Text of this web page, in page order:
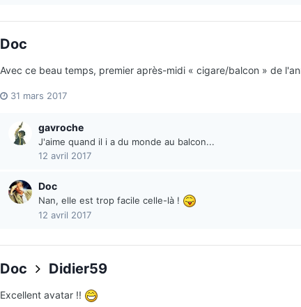
Doc
Avec ce beau temps, premier après-midi « cigare/balcon » de
31 mars 2017
gavroche
J'aime quand il i a du monde au balcon...
12 avril 2017
Doc
Nan, elle est trop facile celle-là !
12 avril 2017
Doc Didier59
Excellent avatar !!